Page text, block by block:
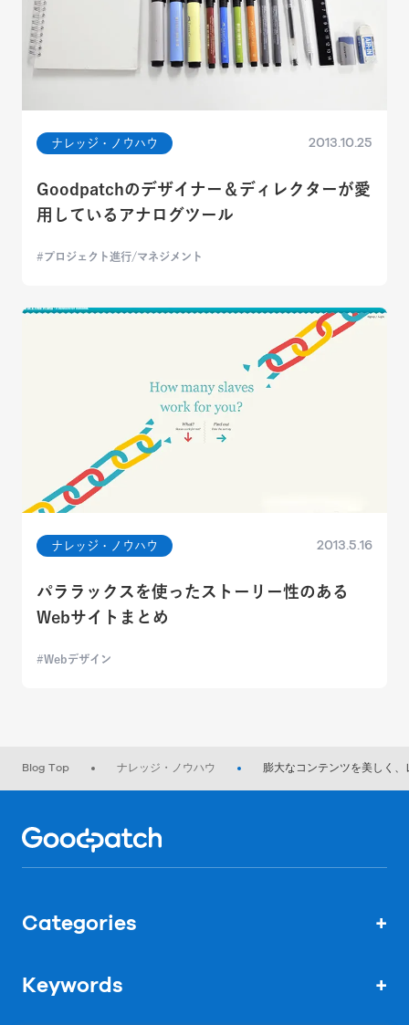
ナレッジ・ノウハウ 2013.10.25
Goodpatchのデザイナー＆ディレクターが愛
用しているアナログツール
プロジェクト進行/マネジメント
ナレッジ・ノウハウ 2013.5.16
パララックスを使ったストーリー性のある
Webサイトまとめ
Webデザイン
Blog Top ナレッジ・ノウハウ 膨大なコンテンツを美しく
Categories +
Keywords +